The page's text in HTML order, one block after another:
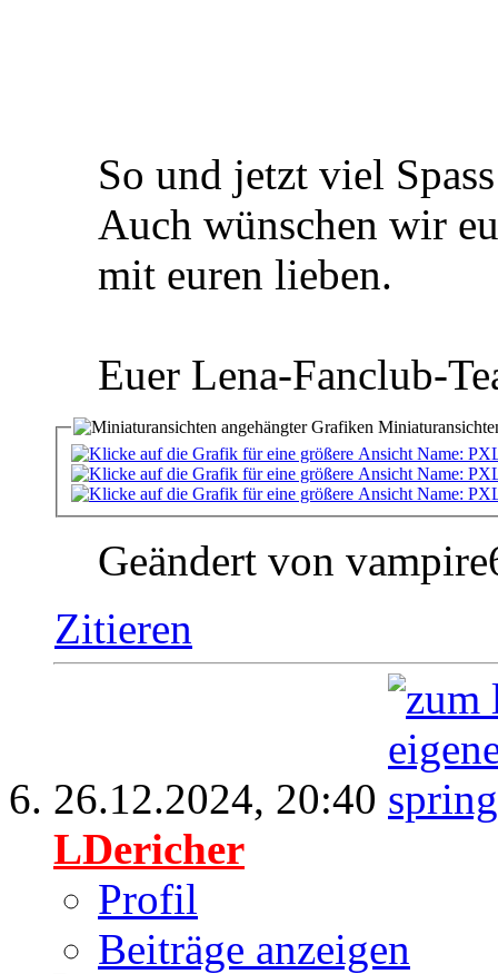
So und jetzt viel
Auch wünschen wir
mit euren lieben.
Euer Lena-Fanclub-
Geändert von
Zitieren
26.12.2024, 20:40
LDericher
Profil
Beiträge anzeigen